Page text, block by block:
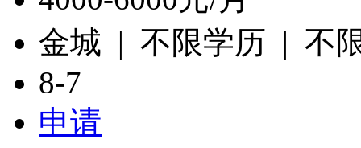
金城 | 不限学历 | 不
8-7
申请